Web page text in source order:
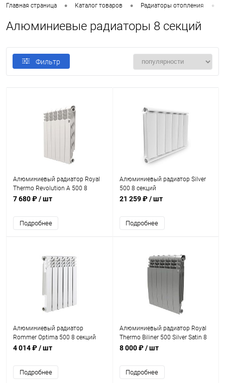
Главная страница • Каталог товаров • Радиаторы отопления •
Алюминиевые радиаторы 8 секций
Фильтр
Алюминиевый радиатор Royal
Thermo Revolution A 500 8
секций
7 680 ₽/ шт
Подробнее
Алюминиевый радиатор Silver
500 8 секций
21 259 ₽/ шт
Подробнее
Алюминиевый радиатор
Rommer Optima 500 8 секций
4 014 ₽/ шт
Подробнее
Алюминиевый радиатор Royal
Thermo Biliner 500 Silver Satin 8
секций
8 000 ₽/ шт
Подробнее